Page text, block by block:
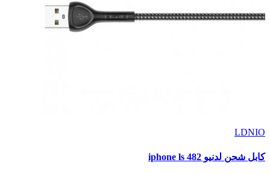
LDNIO
كابل شحن لدنيو iphone ls 482